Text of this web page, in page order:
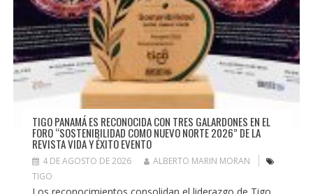
TIGO PANAMÁ ES RECONOCIDA CON TRES GALARDONES EN EL
FORO “SOSTENIBILIDAD COMO NUEVO NORTE 2026” DE LA
REVISTA VIDA Y ÉXITO EVENTO
4 DE AGOSTO DE 2026
ALBERTO MARIN MORAN
TIGO